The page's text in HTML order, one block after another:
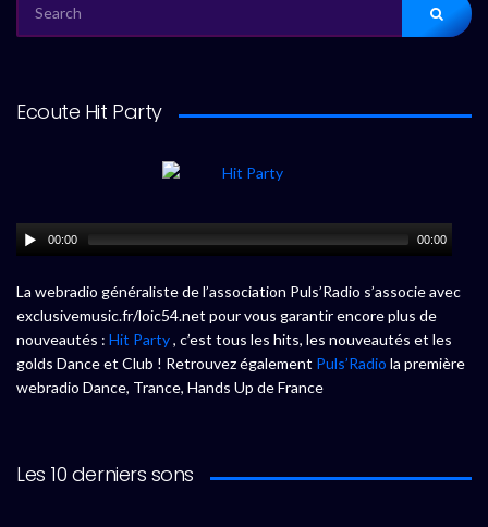
FOR:
Ecoute Hit Party
00:00 00:00
La webradio généraliste de l’association Puls’Radio s’associe avec
exclusivemusic.fr/loic54.net pour vous garantir encore plus de
nouveautés : Hit Party, c’est tous les hits, les nouveautés et les
golds Dance et Club ! Retrouvez également Puls’Radio la première
webradio Dance, Trance, Hands Up de France
Les 10 derniers sons